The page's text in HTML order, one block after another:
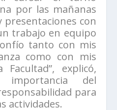
por las mañanas
presentaciones con
trabajo en equipo
tanto con mis
como con mis
explicó,
importancia del
para
actividades.